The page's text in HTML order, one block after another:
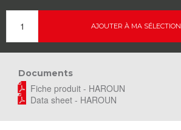
AJOUTER À MA SÉLECTION
Documents
Fiche produit - HAROUN
Data sheet - HAROUN